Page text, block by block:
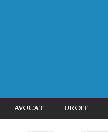
AVOCAT DROIT